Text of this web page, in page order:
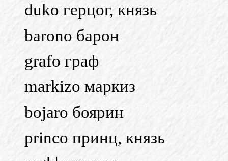
duko герцог, князь
barono барон
grafo граф
markizo маркиз
bojaro боярин
princo принц, князь